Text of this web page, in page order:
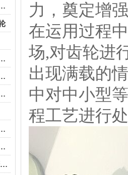
关节螺旋伞齿轮
机伞齿轮系列
拌机伞齿轮系列
速机伞齿轮系列
旋桨伞齿轮系列
机伞齿轮系列
高频焊管/不锈钢焊管、冷弯成型机伞齿轮系列
力，奠定增
在运用过程
场,对齿轮进
出现满载的
中对中小型
程工艺进行